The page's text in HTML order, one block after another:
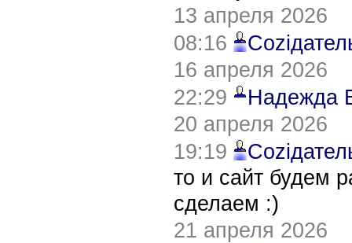
13 апреля 2026
08:16
16 апреля 2026
22:29
Надежда
20 апреля 2026
19:19
то и сайт будем
сделаем :)
21 апреля 2026